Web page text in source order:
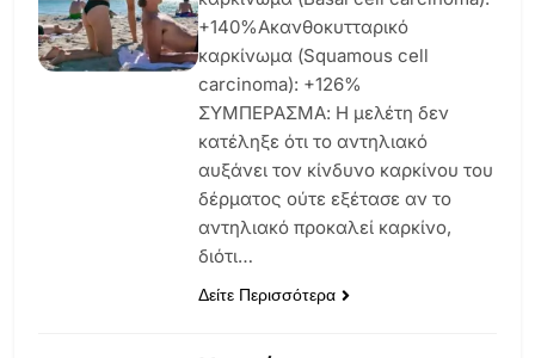
+140%Ακανθοκυτταρικό
καρκίνωμα (Squamous cell
carcinoma): +126%
ΣΥΜΠΕΡΑΣΜΑ: Η μελέτη δεν
κατέληξε ότι το αντηλιακό
αυξάνει τον κίνδυνο καρκίνου του
δέρματος ούτε εξέτασε αν το
αντηλιακό προκαλεί καρκίνο,
διότι…
Δείτε Περισσότερα